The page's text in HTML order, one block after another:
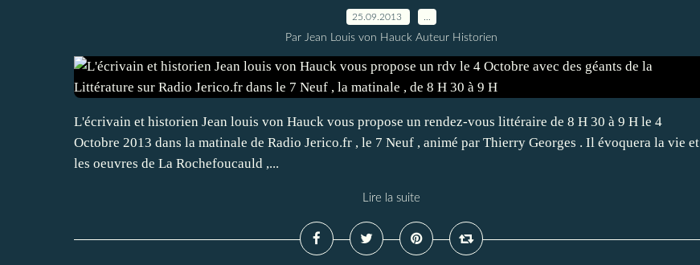
25.09.2013
Par Jean Louis von Hauck Auteur Historien
L'écrivain et historien Jean louis von Hauck vous propose un rendez-vous littéraire de 8 H 30 à 9 H le 4
Octobre 2013 dans la matinale de Radio Jerico.fr , le 7 Neuf , animé par Thierry Georges . Il évoquera la vie et
les oeuvres de La Rochefoucauld ,...
Lire la suite